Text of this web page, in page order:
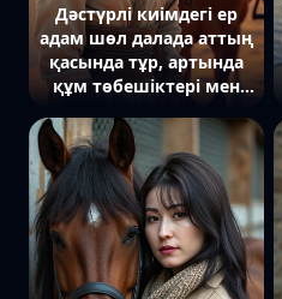
Дәстүрлі киімдегі ер
адам шөл далада аттың
қасында тұр, артында
құм төбешіктері мен